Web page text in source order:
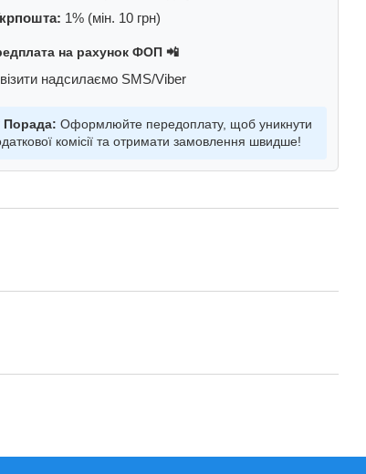
1% (мін. 10 грн)
на рахунок ФОП 📲
надсилаємо SMS/Viber
Порада: Оформлюйте передоплату, щоб уникнути
комісії та отримати замовлення швидше!